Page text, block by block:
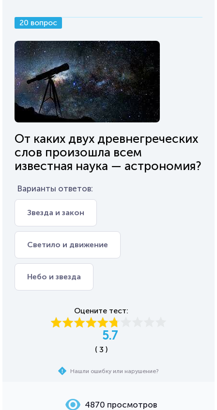
20 вопрос
От каких двух древнегреческих
слов произошла всем
известная наука — астрономия?
Варианты ответов:
Звезда и закон
Светило и движение
Небо и звезда
Оцените тест:
5.7
( 3 )
Нашли ошибку или нарушение?
4870 просмотров